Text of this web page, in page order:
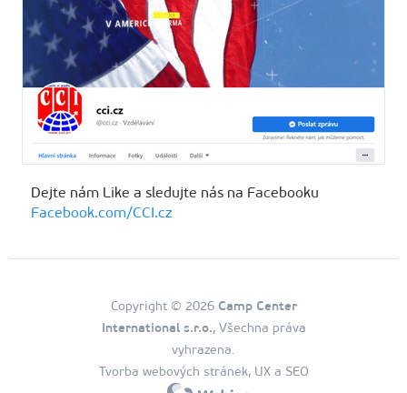
Dejte nám Like a sledujte nás na Facebooku
Facebook.com/CCI.cz
Copyright © 2026 Camp Center
International s.r.o., Všechna práva
vyhrazena.
Tvorba webových stránek, UX a SEO